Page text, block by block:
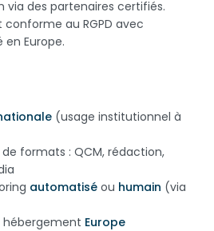
des partenaires certifiés.
au RGPD avec
Europe.
(usage institutionnel à
formats : QCM, rédaction,
automatisé ou humain (via
hébergement Europe